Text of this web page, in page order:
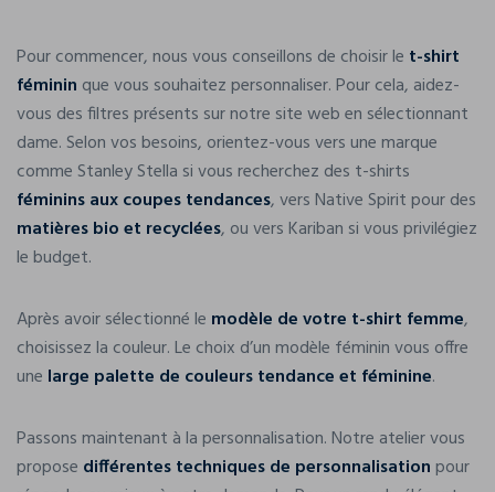
Pour commencer, nous vous conseillons de choisir le t-shirt
féminin que vous souhaitez personnaliser. Pour cela, aidez-
vous des filtres présents sur notre site web en sélectionnant
dame. Selon vos besoins, orientez-vous vers une marque
comme Stanley Stella si vous recherchez des t-shirts
féminins aux coupes tendances, vers Native Spirit pour des
matières bio et recyclées, ou vers Kariban si vous privilégiez
le budget.
Après avoir sélectionné le modèle de votre t-shirt femme,
choisissez la couleur. Le choix d’un modèle féminin vous offre
une large palette de couleurs tendance et féminine.
Passons maintenant à la personnalisation. Notre atelier vous
propose différentes techniques de personnalisationpour